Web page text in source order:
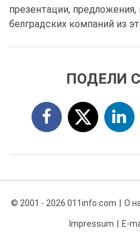
презентации,
белградских компаний из
ПОДЕЛИ
© 2001 - 2026 011info.com О
Impressum E-